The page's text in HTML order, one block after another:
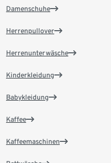
Damenschuhe
Herrenpullover
Herrenunterwäsche
Kinderkleidung
Babykleidung
Kaffee
Kaffeemaschinen